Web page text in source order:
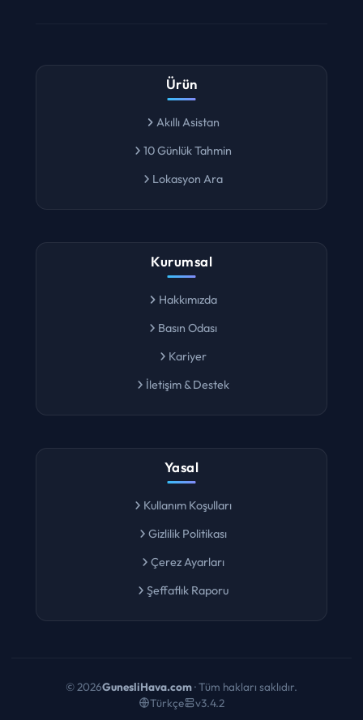
Ürün
Kurumsal
Yasal
GunesliHava.com· Tüm hakları saklıdır.